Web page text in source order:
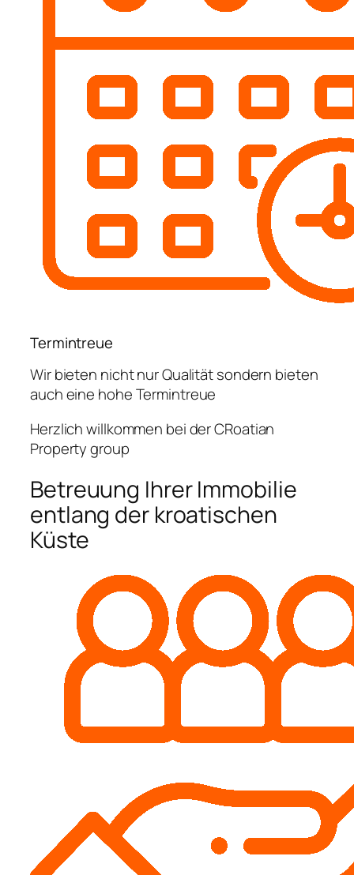
Termintreue
Wir bieten nicht nur Qualität sondern bieten
auch eine hohe Termintreue
Herzlich willkommen bei der CRoatian
Property group
Betreuung Ihrer Immobilie
entlang der kroatischen
Küste